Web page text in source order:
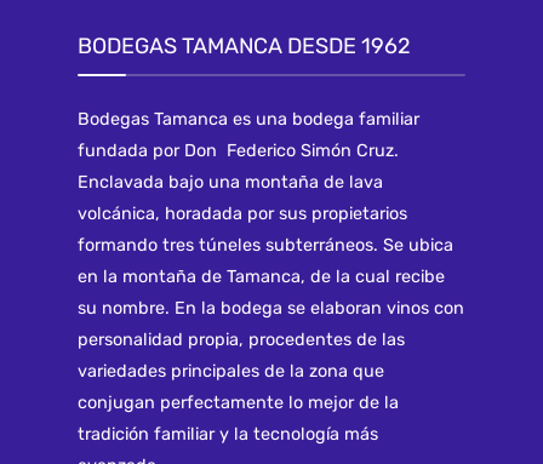
BODEGAS TAMANCA DESDE 1962
Bodegas Tamanca es una bodega familiar
fundada por Don Federico Simón Cruz.
Enclavada bajo una montaña de lava
volcánica, horadada por sus propietarios
formando tres túneles subterráneos. Se ubica
en la montaña de Tamanca, de la cual recibe
su nombre. En la bodega se elaboran vinos con
personalidad propia, procedentes de las
variedades principales de la zona que
conjugan perfectamente lo mejor de la
tradición familiar y la tecnología más